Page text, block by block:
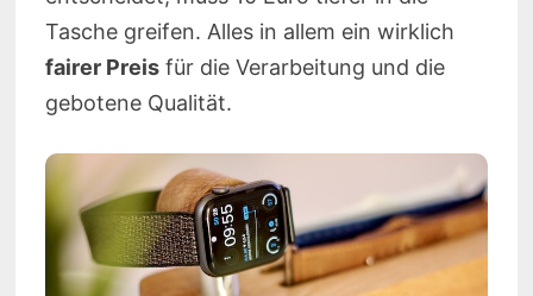
Tasche greifen. Alles in allem ein wirklich
fairer Preisfür die Verarbeitung und die
gebotene Qualität.